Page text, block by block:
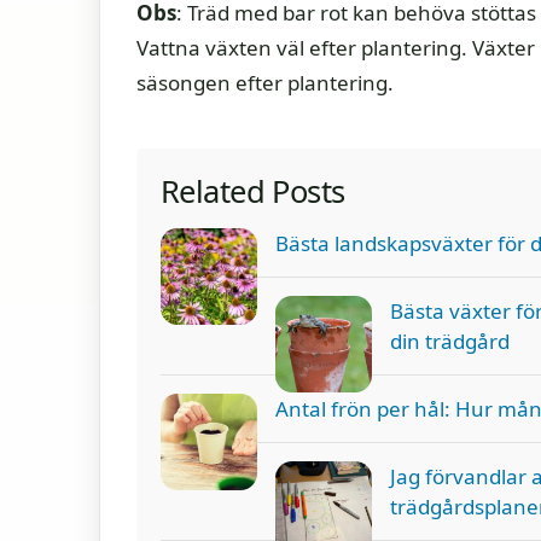
Obs: Träd med bar rot kan behöva
Vattna växten väl efter plantering.
säsongen efter plantering.
Related Posts
Bästa landskapsväxter för
Bästa växter
din trädgård
Antal frön per hål: Hur
Jag förvandlar